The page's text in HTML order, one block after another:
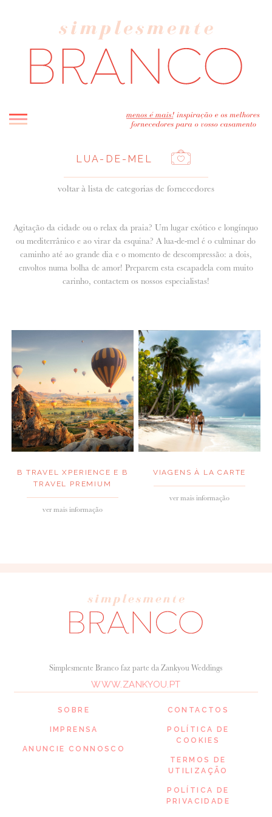
BLOG
MELHOR INSPIRAÇÃO
REAL WEDDINGS & EDITORIAIS
CASAVA-ME AQUI!
FORNECEDORES RECOMENDADOS
LUA-DE-MEL
voltar à lista de categorias de fornecedores
Agitação da cidade ou o relax da praia? Um lugar exótico e longínquo
ou mediterrânico e ao virar da esquina? A lua-de-mel é o culminar do
caminho até ao grande dia e o momento de descompressão: a dois,
envoltos numa bolha de amor! Preparem esta escapadela com muito
carinho, contactem os nossos especialistas!
B TRAVEL XPERIENCE E B
TRAVEL PREMIUM
ver mais informação
VIAGENS À LA CARTE
ver mais informação
SOBRE
IMPRENSA
ANUNCIE CONNOSCO
Simplesmente Branco faz parte da Zankyou Weddings
WWW.ZANKYOU.PT
CONTACTOS
POLÍTICA DE
COOKIES
TERMOS DE
UTILIZAÇÃO
POLÍTICA DE
PRIVACIDADE